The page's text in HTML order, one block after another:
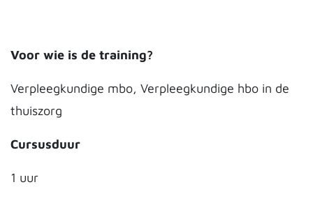
Voor wie is de training?
Verpleegkundige mbo, Verpleegkundige hbo in de
thuiszorg
Cursusduur
1 uur